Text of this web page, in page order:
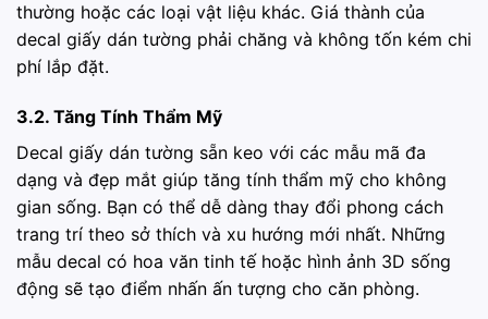
thường hoặc các loại vật liệu khác. Giá thành của
decal giấy dán tường phải chăng và không tốn kém chi
phí lắp đặt.
3.2. Tăng Tính Thẩm Mỹ
Decal giấy dán tường sẵn keo với các mẫu mã đa
dạng và đẹp mắt giúp tăng tính thẩm mỹ cho không
gian sống. Bạn có thể dễ dàng thay đổi phong cách
trang trí theo sở thích và xu hướng mới nhất. Những
mẫu decal có hoa văn tinh tế hoặc hình ảnh 3D sống
động sẽ tạo điểm nhấn ấn tượng cho căn phòng.